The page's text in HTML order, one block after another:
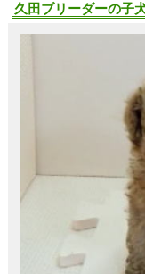
久田ブリーダーの子